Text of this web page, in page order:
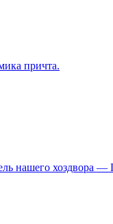
причта.
нашего хоздвора —